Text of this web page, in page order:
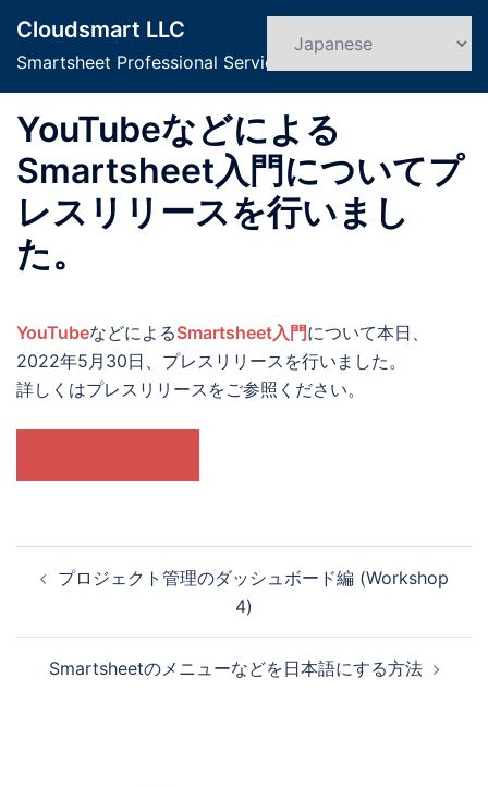
ン
Cloudsmart LLC
Smartsheet Professional Service
ト
グ
ニ
YouTubeなどによる
Smartsheet入門についてプ
レスリリースを行いまし
た。
YouTubeなどによるSmartsheet入門について本日、
2022年5月30日、プレスリリースを行いました。
詳しくはプレスリリースをご参照ください。
稿
プロジェクト管理のダッシュボード編 (Workshop
4)
Smartsheetのメニューなどを日本語にする方法